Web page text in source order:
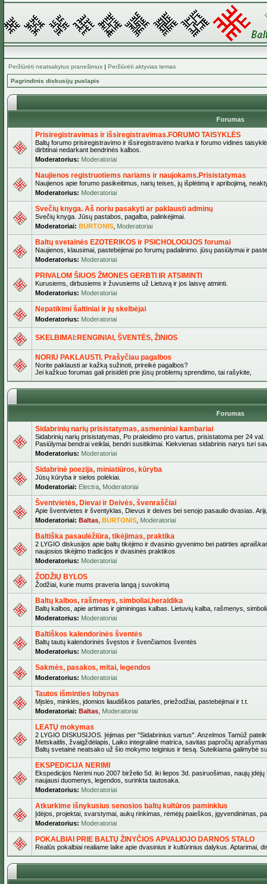
Peržiūrėti neatsakytus pranešimus | Peržiūrėti aktyvias temas
Pagrindinis diskusijų puslapis
Forumas
Prisiregistravimas ir išsiregistravimas.FORUMO TAISYKLĖS
Baltų forumo prisiregistravimo ir išsiregistravimo tvarka ir forumo vidinės
dirbtinai nedarkant bendrinės kalbos.
Moderatorius: Moderatoriai
Naujienos registruotiems nariams ir naujokams.Prisistatymas
Naujienos apie forumo pasikeitimus, narių teises, jų išplėtimą ir apribojimą,
Moderatorius: Moderatoriai
Svečių knyga. Aš noriu pasakyti ar paklausti adminų
Svečių knyga. Jūsų pastabos, pagalba, palinkėjimai.
Moderatoriai: BURTONIS Moderatoriai
Baltų svetainės EZOTERIKOS ir PSICHOLOGIJOS forumai
Naujienos, klausimai, pastebėjimai po forumų padalinimo. jūsų pasiūlymai ir
Moderatorius: Moderatoriai
PRIVALOM ŠIUOS ŽMONES GERBTI IR ATSIMINTI
Kurusiems, dirbusiems ir žuvusiems už Lietuvą ir jos laisvę atminti.
Moderatorius: Moderatoriai
Nepatikimi šaltiniai ir jų skelbėjai
Moderatorius: Moderatoriai
SKELBIMAI:RENGINIAI, ŠVENTĖS, ŽINIOS
NORIU PAKLAUSTI. Prašyčiau pagalbos
Norite paklausti ar kažką sužinoti, prireikė pagalbos?
Jei kažkuo forumas gali prisidėti prie jūsų problemų sprendimo, tai rašykite,
Forumas
Sidabrinių narių prisistatymas, asmeniniai kambariai
Sidabrinių narių prisistatymas, Po praleidimo pro vartus, prisistatoma per 24 val.
Pasiūlymai bendrai veiklai, bendri susitikimai. Kiekvienas sidabrinis narys turi
Moderatorius: Moderatoriai
Sidabrinė poezija, miniatiūros, kūryba
Jūsų kūryba ir sielos polėkiai.
Moderatoriai: Electra Moderatoriai
Šventvietės, Dievai ir Deivės, švenraščiai
Apie šventvietes ir šventyklas, Dievus ir deives bei senojo pasaulio dvasias.
Moderatoriai: Baltas BURTONIS Moderatoriai
Baltiška pasaulėžiūra, tikėjimas, praktika
2 LYGIO diskusijos apie baltų tikėjimo ir dvasinio gyvenimo bei patirties
naujosios tikėjimo tradicijos ir dvasinės praktikos
Moderatorius: Moderatoriai
ŽODŽIŲ BYLOS
Žodžiai, kurie mums praveria langą į suvokimą
Baltų kalbos, rašmenys, simboliai,heraldika
Baltų kalbos, apie artimas ir giminingas kalbas. Lietuvių kalba, rašmenys,
Moderatorius: Moderatoriai
Baltiškos kalendorinės šventės
Baltų tautų kalendorinės švęstos ir švenčiamos šventės
Moderatorius: Moderatoriai
Sakmės, pasakos, mitai, legendos
Moderatorius: Moderatoriai
Tautos išminties lobynas
Mįslės, minklės, įdomios liaudiškos patarlės, priežodžiai, pastebėjimai ir t.t.
Moderatoriai: Baltas Moderatoriai
LEATŲ mokymas
2 LYGIO DISKUSIJOS. Įėjimas per "Sidabrinius vartus". Anzelmos Tamūž
Metskaitlis, žvaigždėlapis, Laiko integralinė matrica, savitas papročių
Baltų svetainė neatsako už šio mokymo teiginius ir tiesą. Suteikiama galimybė
EKSPEDICIJA NERIMI
Ekspedicijos Nerimi nuo 2007 birželio 5d. iki liepos 3d. pasiruošimas, naujų
naujausi duomenys, legendos, surinkta tautosaka.
Moderatorius: Moderatoriai
Atkurkime išnykusius senosios baltų kultūros paminklus
Įdėjos, projektai, svarstymai, aukų rinkimas, rėmėjų paieškos, įgyvendinimas,
Moderatorius: Moderatoriai
POKALBIAI PRIE BALTŲ ŽINYČIOS APVALIOJO DARNOS STALO
Realūs pokalbiai realiame laike apie dvasinius ir kultūrinius dalykus. Aptarimai,